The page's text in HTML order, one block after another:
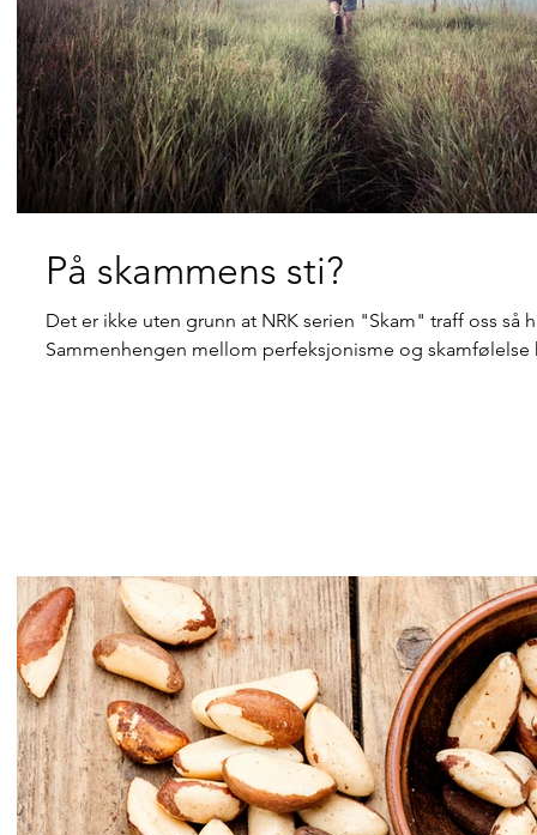
På skammens sti?
Det er ikke uten grunn at NRK serien "Skam" traff oss så
Sammenhengen mellom perfeksjonisme og skamfølelse